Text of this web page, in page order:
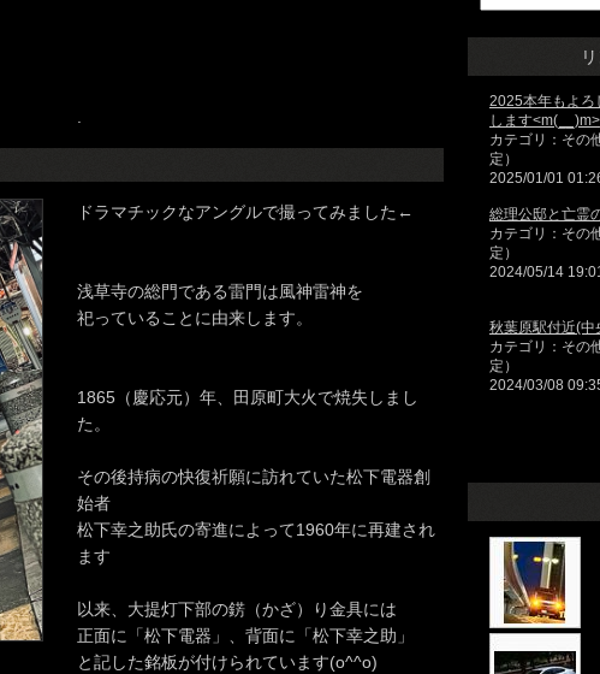
ドラマチックなアングルで撮ってみました←
浅草寺の総門である雷門は風神雷神を
祀っていることに由来します。
1865（慶応元）年、田原町大火で焼失しまし
た。
その後持病の快復祈願に訪れていた松下電器創
始者
松下幸之助氏の寄進によって1960年に再建され
ます
以来、大提灯下部の錺（かざ）り金具には
正面に「松下電器」、背面に「松下幸之助」
と記した銘板が付けられています(o^^o)
2025本年もよろ
します<m(__)m>
カテゴリ：その
定）
2025/01/01
総理公邸と亡霊
カテゴリ：その
定）
2024/05/14
秋葉原駅付近(中
カテゴリ：その
定）
2024/03/08